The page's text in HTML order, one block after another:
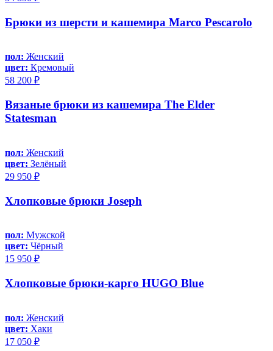
Брюки из шерсти и кашемира Marco Pescarolo
пол: Женский
цвет: Кремовый
58 200 ₽
Вязаные брюки из кашемира The Elder
Statesman
пол: Женский
цвет: Зелёный
29 950 ₽
Хлопковые брюки Joseph
пол: Мужской
цвет: Чёрный
15 950 ₽
Хлопковые брюки-карго HUGO Blue
пол: Женский
цвет: Хаки
17 050 ₽